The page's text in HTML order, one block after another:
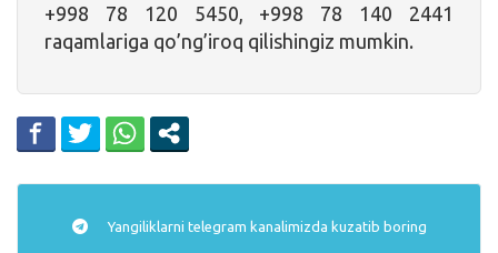
+998 78 120 5450, +998 78 140 2441
raqamlariga qo’ng’iroq qilishingiz mumkin.
Yangiliklarni telegram kanalimizda kuzatib boring